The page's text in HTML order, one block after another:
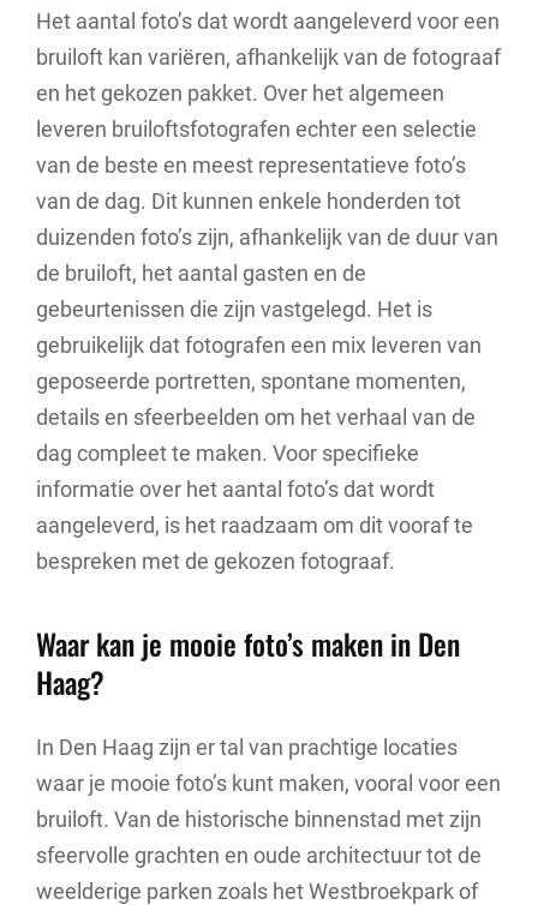
Het aantal foto’s dat wordt aangeleverd voor een
bruiloft kan variëren, afhankelijk van de fotograaf
en het gekozen pakket. Over het algemeen
leveren bruiloftsfotografen echter een selectie
van de beste en meest representatieve foto’s
van de dag. Dit kunnen enkele honderden tot
duizenden foto’s zijn, afhankelijk van de duur van
de bruiloft, het aantal gasten en de
gebeurtenissen die zijn vastgelegd. Het is
gebruikelijk dat fotografen een mix leveren van
geposeerde portretten, spontane momenten,
details en sfeerbeelden om het verhaal van de
dag compleet te maken. Voor specifieke
informatie over het aantal foto’s dat wordt
aangeleverd, is het raadzaam om dit vooraf te
bespreken met de gekozen fotograaf.
Waar kan je mooie foto’s maken in Den
Haag?
In Den Haag zijn er tal van prachtige locaties
waar je mooie foto’s kunt maken, vooral voor een
bruiloft. Van de historische binnenstad met zijn
sfeervolle grachten en oude architectuur tot de
weelderige parken zoals het Westbroekpark of